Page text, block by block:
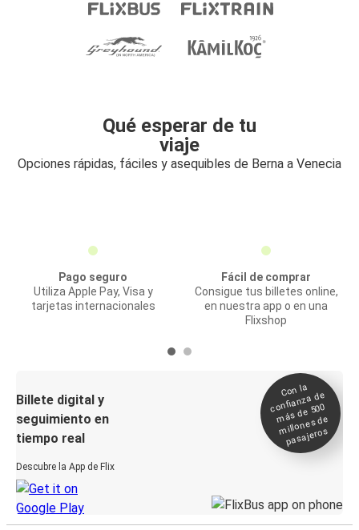
Qué esperar de tu
viaje
Opciones rápidas, fáciles y asequibles de Berna a Venecia
Pago seguro
Utiliza Apple Pay, Visa y
tarjetas internacionales
Fácil de comprar
Consigue tus billetes online,
en nuestra app o en una
Flixshop
Billete digital y
seguimiento en
tiempo real
Descubre la App de Flix
Con la
confianza de
más de 500
millones de
pasajeros